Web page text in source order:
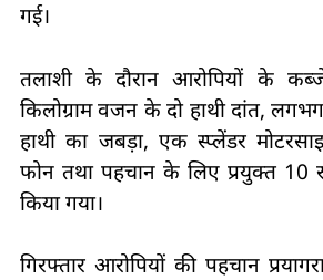
गई।
तलाशी के दौरान आरोपियों के
किलोग्राम वजन के दो हाथी दांत,
हाथी का जबड़ा, एक स्प्लेंडर
फोन तथा पहचान के लिए प्रयुक्त 10
किया गया।
गिरफ्तार आरोपियों की पहचान